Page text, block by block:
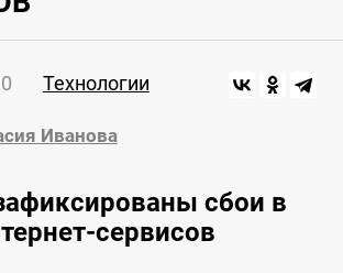
Технологии
Иванова
сбои в
сервисов